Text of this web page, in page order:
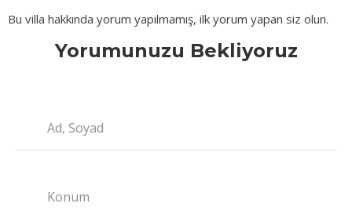
Bu villa hakkında yorum yapılmamış, ilk yorum yapan siz olun.
Yorumunuzu Bekliyoruz
Ad, Soyad
Konum